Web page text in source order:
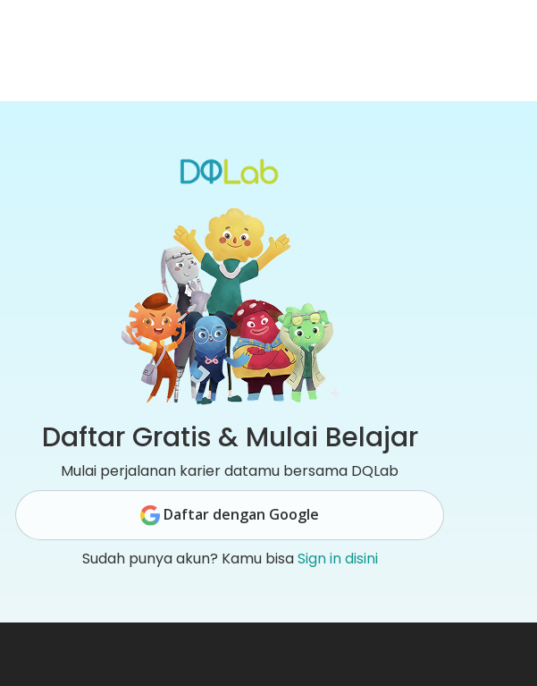
Daftar Gratis & Mulai Belajar
Mulai perjalanan karier datamu bersama DQLab
Daftar dengan Google
Sudah punya akun? Kamu bisaSign in disini